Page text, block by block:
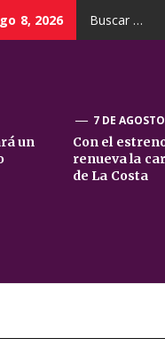
8, 2026
un
7 DE
Con el
renueva la
de La Costa